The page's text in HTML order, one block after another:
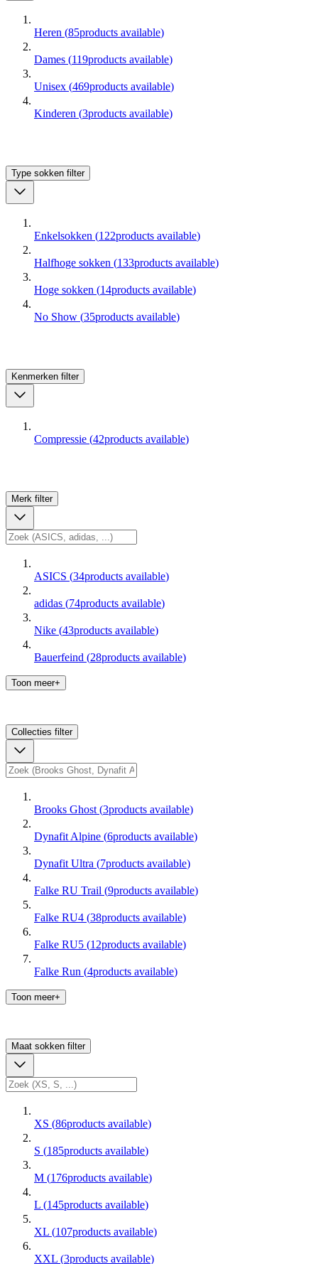
Heren (85products available)
Dames (119products available)
Unisex (469products available)
Kinderen (3products available)
Type sokken filter
Enkelsokken (122products available)
Halfhoge sokken (133products available)
Hoge sokken (14products available)
No Show (35products available)
Kenmerken filter
Compressie (42products available)
Merk filter
ASICS (34products available)
adidas (74products available)
Nike (43products available)
Bauerfeind (28products available)
Toon meer+
Collecties filter
Brooks Ghost (3products available)
Dynafit Alpine (6products available)
Dynafit Ultra (7products available)
Falke RU Trail (9products available)
Falke RU4 (38products available)
Falke RU5 (12products available)
Falke Run (4products available)
Toon meer+
Maat sokken filter
XS (86products available)
S (185products available)
M (176products available)
L (145products available)
XL (107products available)
XXL (3products available)